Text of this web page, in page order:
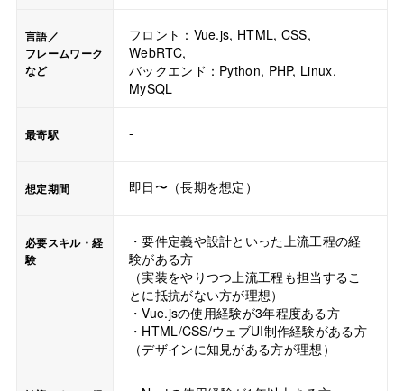
言語／
フレームワーク
など
フロント：Vue.js, HTML, CSS,
WebRTC,
バックエンド：Python, PHP, Linux,
MySQL
最寄駅 -
想定期間 即日〜（長期を想定）
必要スキル・経
験
・要件定義や設計といった上流工程の経
験がある方
（実装をやりつつ上流工程も担当するこ
とに抵抗がない方が理想）
・Vue.jsの使用経験が3年程度ある方
・HTML/CSS/ウェブUI制作経験がある方
（デザインに知見がある方が理想）